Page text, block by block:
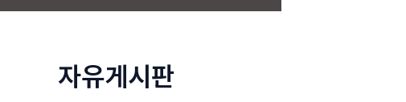
자유게시판